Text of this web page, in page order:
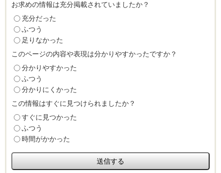
お求めの情報は充分掲載されていましたか？
充分だった
ふつう
足りなかった
このページの内容や表現は分かりやすかったですか？
分かりやすかった
ふつう
分かりにくかった
この情報はすぐに見つけられましたか？
すぐに見つかった
ふつう
時間がかかった